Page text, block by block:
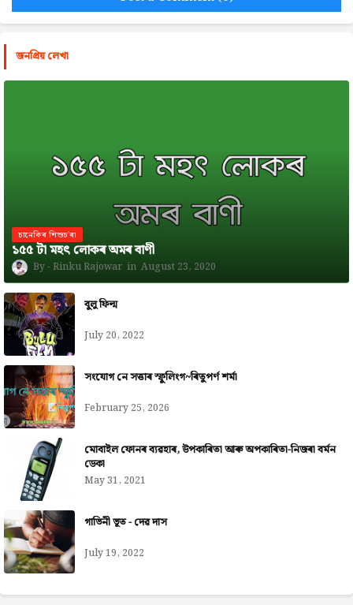
জনপ্রিয় লেখা
চানেকিৰ শিশুচ'ৰা
১৫৫ টা মহৎ লোকৰ অমৰ বাণী
Rinku Rajowar August 23, 2020
বুলু ফিল্ম
July 20, 2022
সংযোগ নে সত্তাৰ স্ফুলিংগ~ৰিতুপৰ্ণ শৰ্মা
February 25, 2026
মোবাইল ফোনৰ ব্যৱহাৰ, উপকাৰিতা আৰু অপকাৰিতা-নিজৰা বৰ্মন
ডেকা
May 31, 2021
গাভিনী ভূত - দেৱ দাস
July 19, 2022